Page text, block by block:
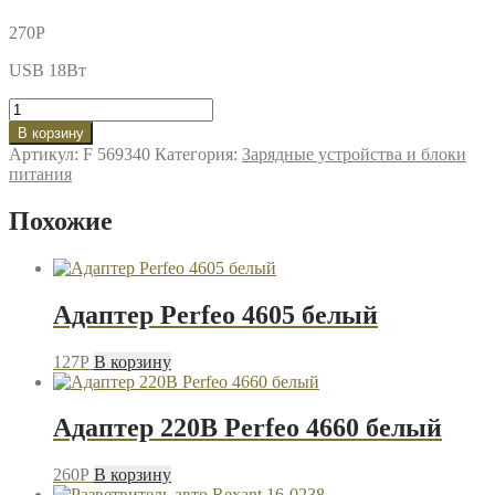
270P
USB 18Вт
Количество
товара
Адаптер
авто
Космос
черный
В корзину
Артикул: F 569340 Категория: Зарядные устройства и блоки
питания
Похожие
Адаптер Perfeo 4605 белый
127P В корзину
Адаптер 220В Perfeo 4660 белый
260P В корзину